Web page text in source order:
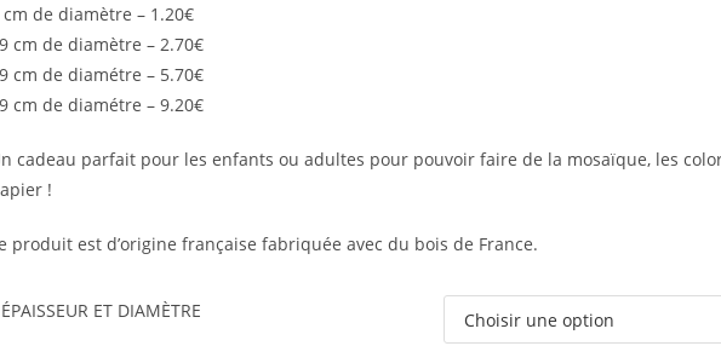
cm de diamètre – 1.20€
cm de diamètre – 2.70€
cm de diamétre – 5.70€
cm de diamétre – 9.20€
cadeau parfait pour les enfants ou adultes pour pouvoir faire de la mosaïque, les
!
produit est d’origine française fabriquée avec du bois de France.
ÉPAISSEUR ET DIAMÈTRE